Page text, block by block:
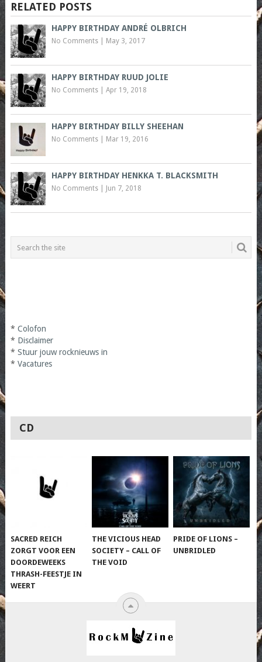
RELATED POSTS
HAPPY BIRTHDAY ANDRÉ OLBRICH
No Comments| May 3, 2017
HAPPY BIRTHDAY RUUD JOLIE
No Comments| Apr 19, 2018
HAPPY BIRTHDAY BILLY SHEEHAN
No Comments| Mar 19, 2016
HAPPY BIRTHDAY HENKKA T. BLACKSMITH
No Comments| Jun 7, 2018
* Colofon
* Disclaimer
* Stuur jouw rocknieuws in
* Vacatures
CD
SACRED REICH
ZORGT VOOR EEN
DOORDEWEEKS
THRASH-FEESTJE IN
WEERT
THE VICIOUS HEAD
SOCIETY – CALL OF
THE VOID
PRIDE OF LIONS –
UNBRIDLED